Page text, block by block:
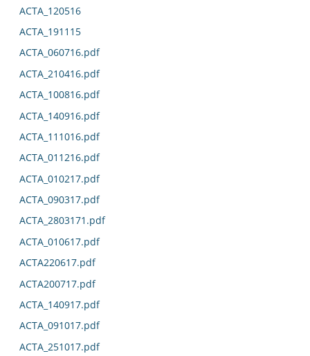
ACTA_120516
ACTA_191115
ACTA_060716.pdf
ACTA_210416.pdf
ACTA_100816.pdf
ACTA_140916.pdf
ACTA_111016.pdf
ACTA_011216.pdf
ACTA_010217.pdf
ACTA_090317.pdf
ACTA_2803171.pdf
ACTA_010617.pdf
ACTA220617.pdf
ACTA200717.pdf
ACTA_140917.pdf
ACTA_091017.pdf
ACTA_251017.pdf